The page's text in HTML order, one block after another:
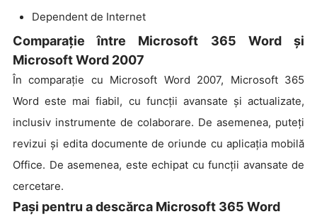
Dependent de Internet
Comparație între Microsoft 365 Word și
Microsoft Word 2007
În comparație cu Microsoft Word 2007, Microsoft 365
Word este mai fiabil, cu funcții avansate și actualizate,
inclusiv instrumente de colaborare. De asemenea, puteți
revizui și edita documente de oriunde cu aplicația mobilă
Office. De asemenea, este echipat cu funcții avansate de
cercetare.
Pași pentru a descărca Microsoft 365 Word